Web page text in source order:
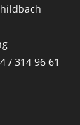
/ 314 96 61